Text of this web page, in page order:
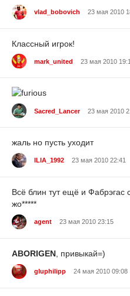
vlad_bobovich 23 мая 2010
Классный игрок!
mark_united 23 мая 2010
Sacred_Lancer 23 мая 2010
жаль но пусть уходит
ILIA_1992 23 мая 2010 22:41
Всё блин тут ещё и
жо*****
agent 23 мая 2010 23:15
ABORIGEN , привыкай=)
gluphilipp 24 мая 2010 09:08